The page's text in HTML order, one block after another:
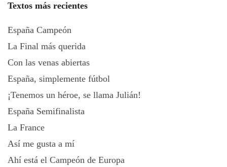
Textos más recientes
España Campeón
La Final más querida
Con las venas abiertas
España, simplemente fútbol
¡Tenemos un héroe, se llama Julián!
España Semifinalista
La France
Así me gusta a mí
Ahí está el Campeón de Europa